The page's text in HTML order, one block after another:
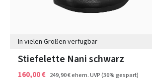
In vielen Größen verfügbar
Stiefelette Nani schwarz
160,00 € 249,90 €ehem. UVP(36% gespart)